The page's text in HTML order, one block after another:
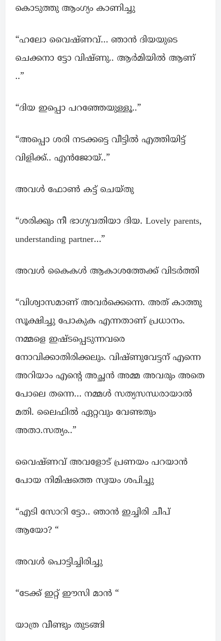
കൊടുത്തു ആംഗ്യം കാണിച്ചു
“ഹലോ വൈഷ്ണവ്… ഞാൻ ദിയയുടെ
ചെക്കനാ ട്ടോ വിഷ്ണു.. ആർമിയിൽ ആണ്
..”
“ദിയ ഇപ്പൊ പറഞ്ഞേയുള്ളൂ..”
“അപ്പൊ ശരി നടക്കട്ടെ വീട്ടിൽ എത്തിയിട്ട്
വിളിക്ക്.. എൻജോയ്..”
അവൾ ഫോൺ കട്ട്‌ ചെയ്തു
“ശരിക്കും നീ ഭാഗ്യവതിയാ ദിയ. Lovely parents,
understanding partner…”
അവൾ കൈകൾ ആകാശത്തേക്ക് വിടർത്തി
“വിശ്വാസമാണ് അവർക്കെന്നെ. അത് കാത്തു
സൂക്ഷിച്ചു പോകുക എന്നതാണ് പ്രധാനം.
നമ്മളെ ഇഷ്ടപ്പെടുന്നവരെ
നോവിക്കാതിരിക്കലും. വിഷ്ണുവേട്ടന് എന്നെ
അറിയാം എന്റെ അച്ഛൻ അമ്മ അവരും അതെ
പോലെ തന്നെ… നമ്മൾ സത്യസന്ധരായാൽ
മതി. ലൈഫിൽ ഏറ്റവും വേണ്ടതും
അതാ.സത്യം..”
വൈഷ്ണവ് അവളോട് പ്രണയം പറയാൻ
പോയ നിമിഷത്തെ സ്വയം ശപിച്ചു
“എടി സോറി ട്ടോ.. ഞാൻ ഇച്ചിരി ചീപ്
ആയോ? “
അവൾ പൊട്ടിച്ചിരിച്ചു
“ടേക്ക് ഇറ്റ് ഈസി മാൻ “
യാത്ര വീണ്ടും തുടങ്ങി